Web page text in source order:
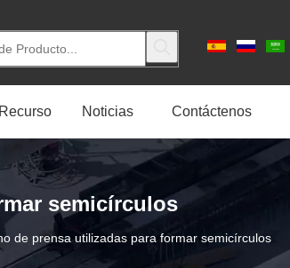
Recurso Noticias Contáctenos
semicírculos
de prensa utilizadas para formar semicírculos